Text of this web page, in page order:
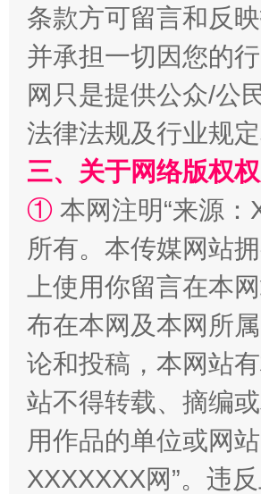
扯下公款旅游的“隐身衣”
“蜀中异人”王建安的艺术幻境
条款方可留言和反
并承担一切因您的
网只是提供公众/公
法律法规及行业规
三、关于网络版权权
① 本网注明“来源
所有。本传媒网站
上使用你留言在本
布在本网及本网所
论和投稿，本网站
站不得转载、摘编
用作品的单位或网
XXXXXXX网”。违